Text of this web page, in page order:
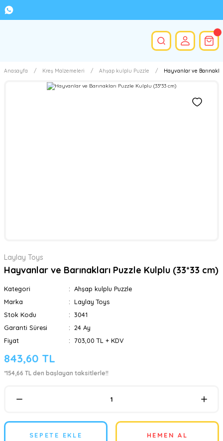
Anasayfa Kreş Malzemeleri Ahşap kulplu Puzzle Hayvanlar ve
Laylay Toys
Hayvanlar ve Barınakları Puzzle Kulplu (33*33 cm)
Kategori
Ahşap kulplu Puzzle
Marka
Laylay Toys
Stok Kodu
3041
Garanti Süresi
24 Ay
Fiyat
703,00 TL + KDV
843,60 TL
*154,66 TL den başlayan taksitlerle!!
SEPETE EKLE HEMEN AL